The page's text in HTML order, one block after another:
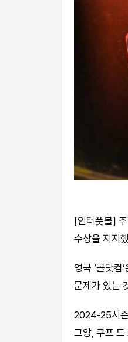
[인터풋볼]
수상을 지지
영국 ‘골닷
문제가 있는
2024-25시
그앙, 쿠프